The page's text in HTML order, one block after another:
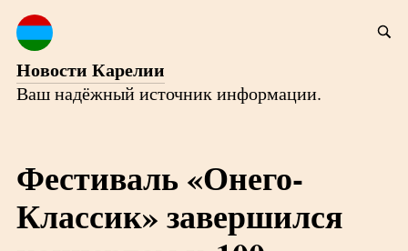
Новости Карелии
Ваш надёжный источник информации.
Фестиваль «Онего-
Классик» завершился